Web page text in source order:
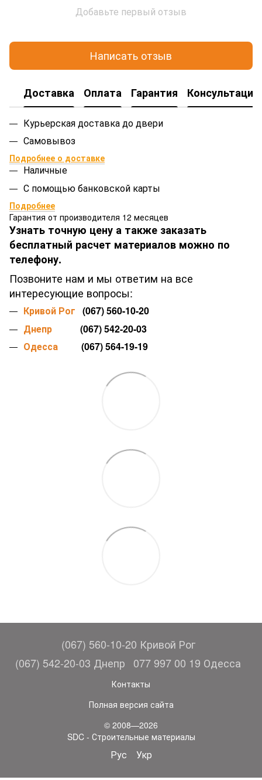
Добавьте первый отзыв
Написать отзыв
Доставка Оплата Гарантия Консультация
Курьерская доставка до двери
Самовывоз
Подробнее о доставке
Наличные
С помощью банковской карты
Подробнее
Гарантия от производителя 12 месяцев
Узнать точную цену а также заказать
бесплатный расчет материалов можно по
телефону.
Позвоните нам и мы ответим на все
интересующие вопросы:
Кривой Рог (067) 560-10-20
Днепр (067) 542-20-03
Одесса (067) 564-19-19
(067) 560-10-20 Кривой Рог
(067) 542-20-03 Днепр
077 997 00 19 Одесса
Контакты
Полная версия сайта
© 2008—2026
SDC - Строительные материалы
Рус Укр